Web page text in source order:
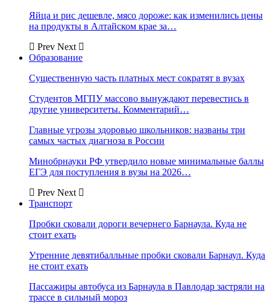
Яйца и рис дешевле, мясо дороже: как изменились цены
на продукты в Алтайском крае за…
Prev Next
Образование
Существенную часть платных мест сократят в вузах
Студентов МГПУ массово вынуждают перевестись в
другие университеты. Комментарий…
Главные угрозы здоровью школьников: названы три
самых частых диагноза в России
Минобрнауки РФ утвердило новые минимальные баллы
ЕГЭ для поступления в вузы на 2026…
Prev Next
Транспорт
Пробки сковали дороги вечернего Барнаула. Куда не
стоит ехать
Утренние девятибалльные пробки сковали Барнаул. Куда
не стоит ехать
Пассажиры автобуса из Барнаула в Павлодар застряли на
трассе в сильный мороз